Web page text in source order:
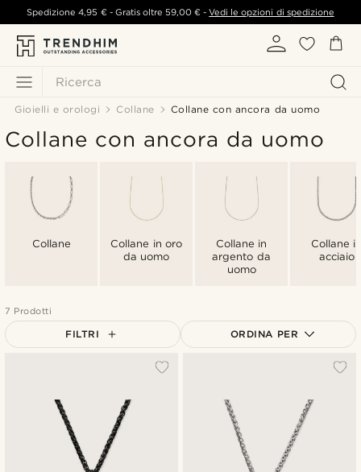
Ricerca
Spedizione4,95 €- Gratis oltre 59,00 € -Vedi le opzioni di spedizione
Gioielli e orologi Collane Collane con ancora da uomo
Collane con ancora da uomo
Collane
Collane in oro
da uomo
Collane in
argento da
uomo
Collane
acciaio
7 Prodotti
FILTRI ORDINA PER
Più economici
Più costosi